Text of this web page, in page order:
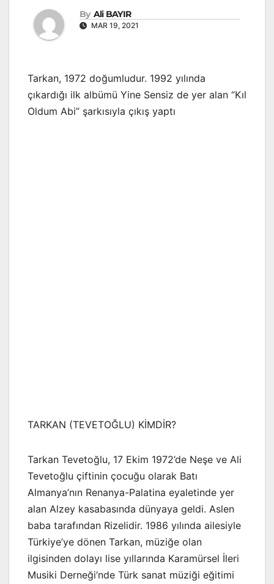
By Ali BAYIR
MAR 19, 2021
Tarkan, 1972 doğumludur. 1992 yılında
çıkardığı ilk albümü Yine Sensiz de yer alan “Kıl
Oldum Abi” şarkısıyla çıkış yaptı
TARKAN (TEVETOĞLU) KİMDİR?
Tarkan Tevetoğlu, 17 Ekim 1972’de Neşe ve Ali
Tevetoğlu çiftinin çocuğu olarak Batı
Almanya’nın Renanya-Palatina eyaletinde yer
alan Alzey kasabasında dünyaya geldi. Aslen
baba tarafından Rizelidir. 1986 yılında ailesiyle
Türkiye’ye dönen Tarkan, müziğe olan
ilgisinden dolayı lise yıllarında Karamürsel İleri
Musiki Derneği’nde Türk sanat müziği eğitimi